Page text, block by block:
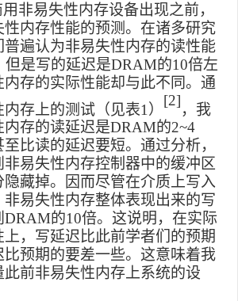
非易失性内存设备出现之前，
性内存性能的预测。在诸多研究
遍认为非易失性内存的读性能
但是写的延迟是DRAM的10倍左
存的实际性能却与此不同。通
存上的测试（见表1 ）
[2]
，我
存的读延迟是DRAM的2~4
比读的延迟要短。通过分析，
易失性内存控制器中的缓冲区
藏掉。因而尽管在介质上写入
易失性内存整体表现出来的写
DRAM的10倍。这说明，在实际
，写延迟比此前学者们的预期
比预期的要差一些。这意味着我
前非易失性内存上系统的设